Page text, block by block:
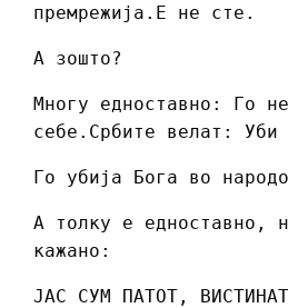
премрежија.Е не сте.
А зошто?
Многу едноставно: Го
себе.Србите велат:
Го убија Бога во
А толку е едноставно,
кажано:
ЈАС СУМ ПАТОТ,